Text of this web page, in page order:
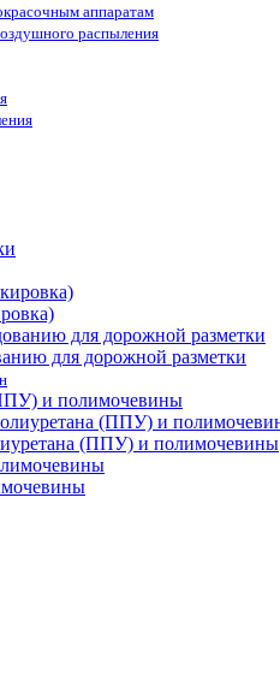
аппаратам
распыления
для дорожной разметки
и полимочевины
(ППУ) и полимочевины